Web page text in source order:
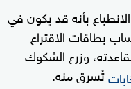
بأنه قد يكون في
بطاقات الاقتراع
وزرع الشكوك
تُسرق منه.